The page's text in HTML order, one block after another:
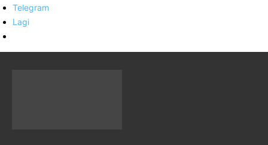
Telegram
Lagi